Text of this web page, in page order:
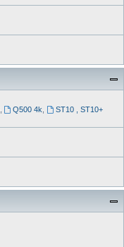
Q500 4k
ST10 , ST10+